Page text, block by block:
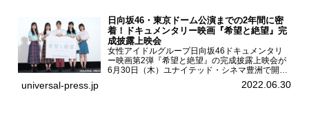
日向坂46・東京ドーム公演までの2年間に密
着！ドキュメンタリー映画『希望と絶望』完
成披露上映会
女性アイドルグループ日向坂46ドキュメンタリ
ー映画第2弾『希望と絶望』の完成披露上映会が
6月30日（木）ユナイテッド・シネマ豊洲で開催
され、日向坂46メンバーの加藤史帆、齊藤京
子、佐々木久美、富田鈴花、松田好花の5人が登
universal-press.jp 2022.06.30